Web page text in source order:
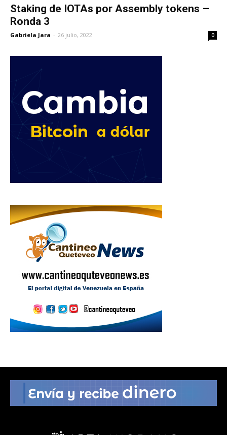
Staking de IOTAs por Assembly tokens –
Ronda 3
Gabriela Jara - 26 julio, 2022 0